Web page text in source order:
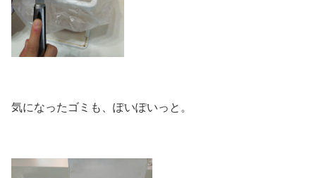
気になったゴミも、ぽいぽいっと。